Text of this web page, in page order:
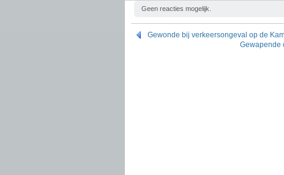
Geen reacties mogelijk.
Gewonde bij verkeersongeval op de
Gewapende